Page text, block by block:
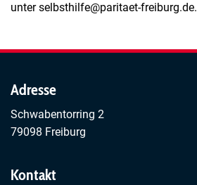
unter selbsthilfe@paritaet-freiburg.de.
Adresse
Schwabentorring 2
79098 Freiburg
Kontakt